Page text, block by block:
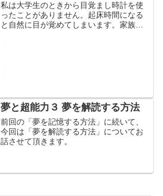
私は大学生のときから目覚まし時計を使
ったことがありません。起床時間になる
と自然に目が覚めてしまいます。家族に
夢と超能力３ 夢を解読する方法
前回の「夢を記憶する方法」に続いて、
今回は「夢を解読する方法」についてお
話させて頂きます。